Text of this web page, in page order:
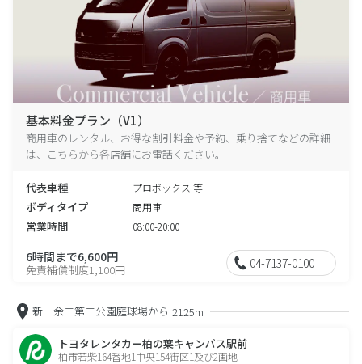
基本料金プラン（V1）
商用車のレンタル、お得な割引料金や予約、乗り捨てなどの詳細
は、こちらから各店舗にお電話ください。
代表車種 プロボックス 等
ボディタイプ 商用車
営業時間 08:00-20:00
6時間まで6,600円
免責補償制度1,100円 04-7137-0100
新十余二第二公園庭球場から 2125m
トヨタレンタカー柏の葉キャンパス駅前
柏市若柴164番地1中央154街区1及び2画地